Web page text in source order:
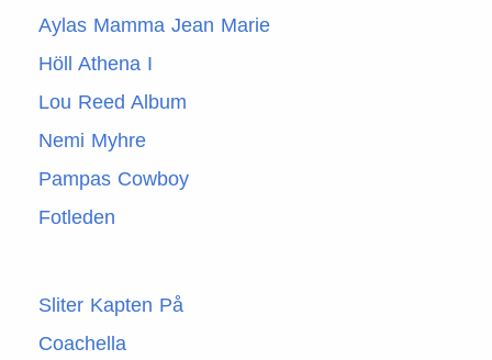
Aylas Mamma Jean Marie
Höll Athena I
Lou Reed Album
Nemi Myhre
Pampas Cowboy
Fotleden
Sliter Kapten På
Coachella